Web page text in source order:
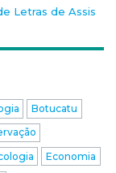
Letras de Assis
Botucatu
Economia